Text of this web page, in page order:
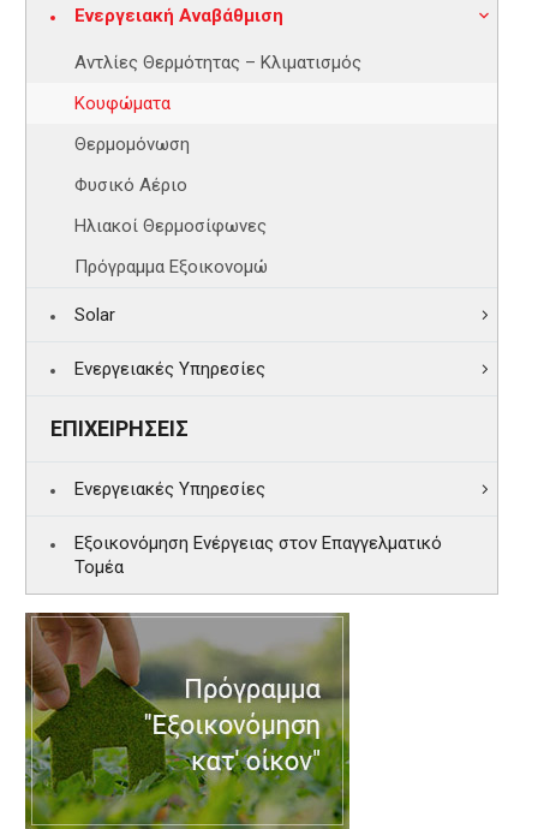
Ενεργειακή Αναβάθμιση
Αντλίες Θερμότητας – Κλιματισμός
Κουφώματα
Θερμομόνωση
Φυσικό Αέριο
Ηλιακοί Θερμοσίφωνες
Πρόγραμμα Εξοικονομώ
Solar
Ενεργειακές Υπηρεσίες
ΕΠΙΧΕΙΡΗΣΕΙΣ
Ενεργειακές Υπηρεσίες
Εξοικονόμηση Ενέργειας στον Επαγγελματικό
Τομέα